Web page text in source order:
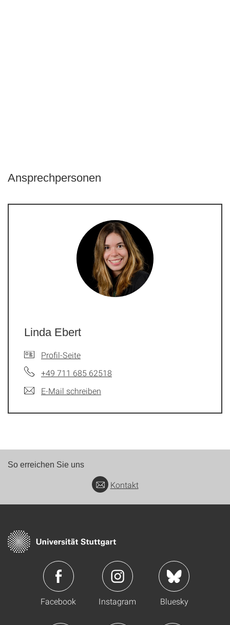
Ansprechpersonen
Linda Ebert
Profil-Seite
+49 711 685 62518
E-Mail schreiben
So erreichen Sie uns
Kontakt
Facebook Instagram Bluesky